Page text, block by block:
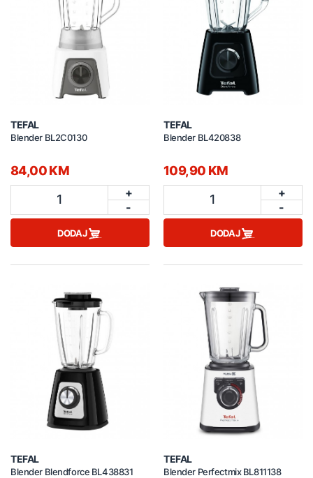
TEFAL
Blender BL2C0130
84,00 KM
1
+
-
DODAJ
TEFAL
Blender BL420838
109,90 KM
1
+
-
DODAJ
TEFAL
Blender Blendforce BL438831
TEFAL
Blender Perfectmix BL811138